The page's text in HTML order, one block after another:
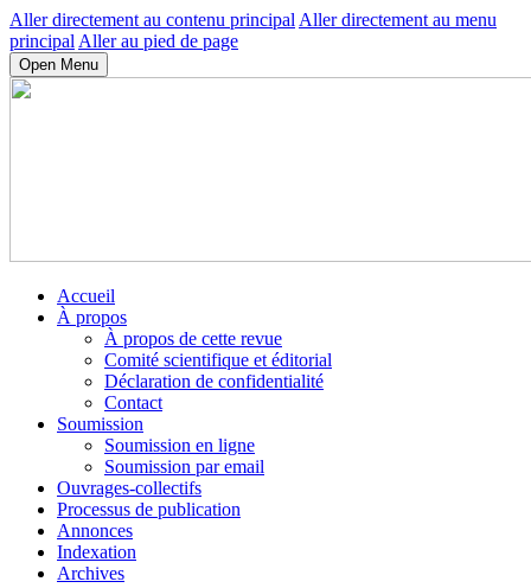
Aller directement au contenu principal Aller directement au menu
principal Aller au pied de page
Open Menu
Accueil
À propos
À propos de cette revue
Comité scientifique et éditorial
Déclaration de confidentialité
Contact
Soumission
Soumission en ligne
Soumission par email
Ouvrages-collectifs
Processus de publication
Annonces
Indexation
Archives